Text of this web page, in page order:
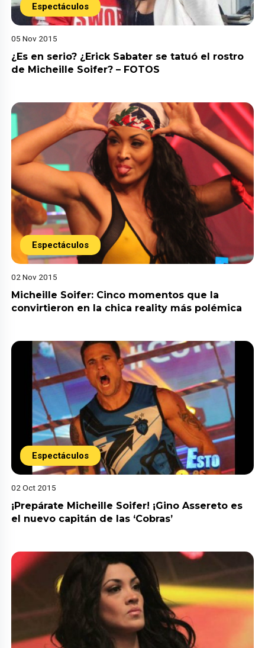
Espectáculos
05 Nov 2015
¿Es en serio? ¿Erick Sabater se tatuó el rostro
de Micheille Soifer? – FOTOS
Espectáculos
02 Nov 2015
Micheille Soifer: Cinco momentos que la
convirtieron en la chica reality más polémica
Espectáculos
02 Oct 2015
¡Prepárate Micheille Soifer! ¡Gino Assereto es
el nuevo capitán de las ‘Cobras’